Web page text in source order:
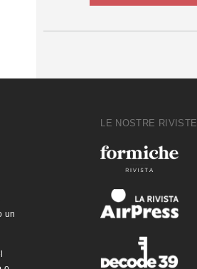
un
LE NOSTRE RIVISTE